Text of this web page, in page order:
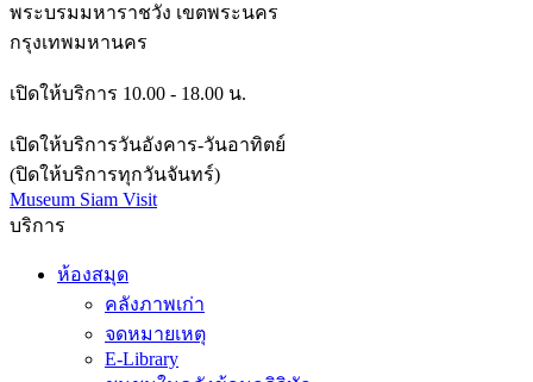
พระบรมมหาราชวัง เขตพระนคร
กรุงเทพมหานคร
เปิดให้บริการ 10.00 - 18.00 น.
เปิดให้บริการวันอังคาร-วันอาทิตย์
(ปิดให้บริการทุกวันจันทร์)
Museum Siam Visit
บริการ
ห้องสมุด
คลังภาพเก่า
จดหมายเหตุ
E-Library